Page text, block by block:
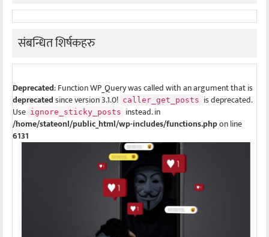
संबन्धित शिर्षकहरु
Deprecated: Function WP_Query was called with an argument that is
deprecatedsince version 3.1.0! caller_get_posts is deprecated.
Use ignore_sticky_posts instead. in
/home/stateonl/public_html/wp-includes/functions.phpon line
6131